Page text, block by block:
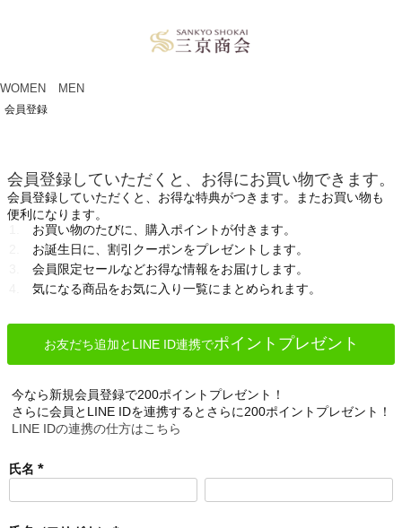
WOMEN MEN
会員登録
会員登録していただくと、お得にお買い物できます。
会員登録していただくと、お得な特典がつきます。またお買い物も
便利になります。
お買い物のたびに、購入ポイントが付きます。
お誕生日に、割引クーポンをプレゼントします。
会員限定セールなどお得な情報をお届けします。
気になる商品をお気に入り一覧にまとめられます。
お友だち追加とLINE ID連携でポイントプレゼント
今なら新規会員登録で200ポイントプレゼント！
さらに会員とLINE IDを連携するとさらに200ポイントプレゼント！
LINE IDの連携の仕方はこちら
氏名
必